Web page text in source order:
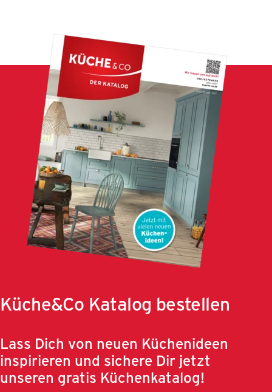
Küche&Co Katalog bestellen
Lass Dich von neuen Küchenideen
inspirieren und sichere Dir jetzt
unseren gratis Küchenkatalog!